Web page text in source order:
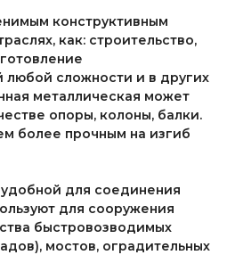
конструктивным
как: строительство,
любой сложности и в других
металлическая может
опоры, колоны, балки.
более прочным на изгиб
для соединения
для сооружения
быстровозводимых
мостов, оградительных